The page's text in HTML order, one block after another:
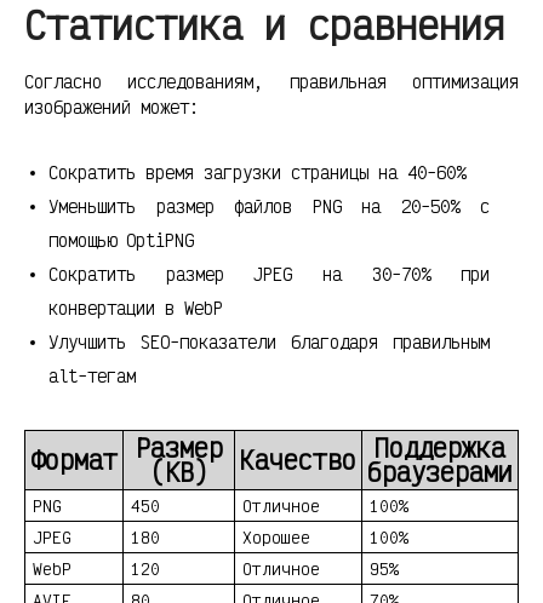
Статистика и сравнения
Согласно исследованиям, правильная оптимизация
изображений может:
Сократить время загрузки страницы на 40-60%
Уменьшить размер файлов PNG на 20-50% с
помощью OptiPNG
Сократить размер JPEG на 30-70% при
конвертации в WebP
Улучшить SEO-показатели благодаря правильным
alt-тегам
Формат Размер
(KB) Качество Поддержка
браузерами
PNG 450 Отличное
100%
JPEG
180 Хорошее
100%
WebP
120 Отличное
95%